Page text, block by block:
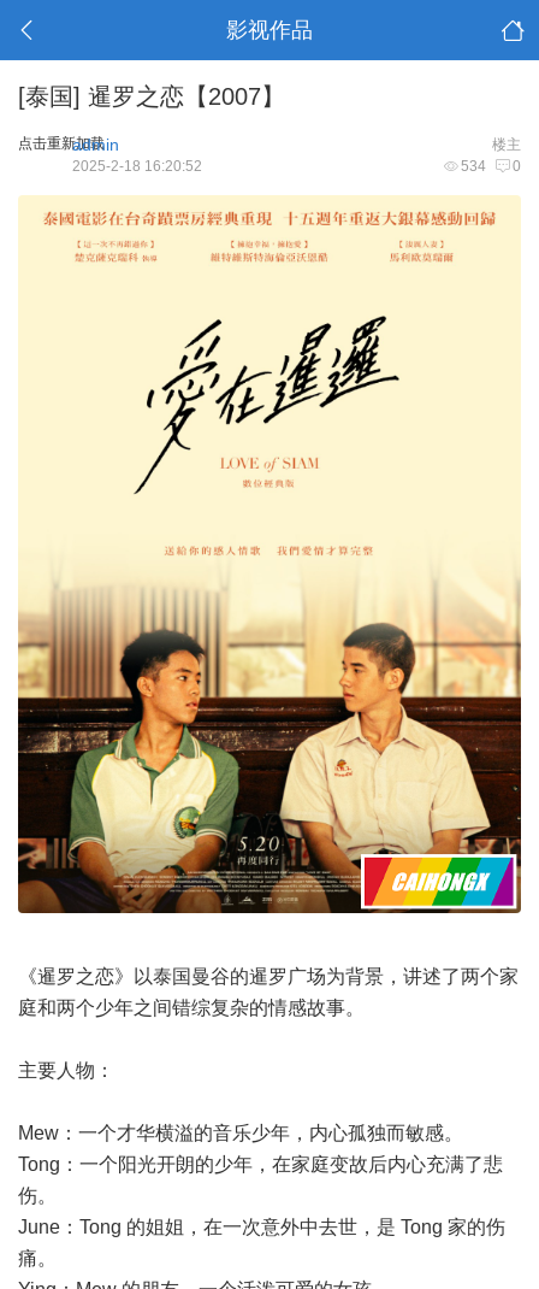
影视作品
[泰国] 暹罗之恋【2007】
点击重新加载 楼主
admin
534 0
2025-2-18 16:20:52
《暹罗之恋》以泰国曼谷的暹罗广场为背景，讲述了两个家
庭和两个少年之间错综复杂的情感故事。
主要人物：
Mew：一个才华横溢的音乐少年，内心孤独而敏感。
Tong：一个阳光开朗的少年，在家庭变故后内心充满了悲
伤。
June：Tong 的姐姐，在一次意外中去世，是 Tong 家的伤
痛。